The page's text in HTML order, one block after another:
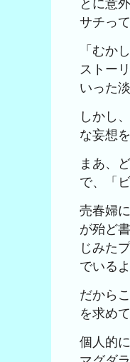
サチっ
「むか
ストー
いった
しかし
な妄想
まあ、
で、「
売春婦
が殆ど
じみた
でいるよ
だから
を求め
個人的